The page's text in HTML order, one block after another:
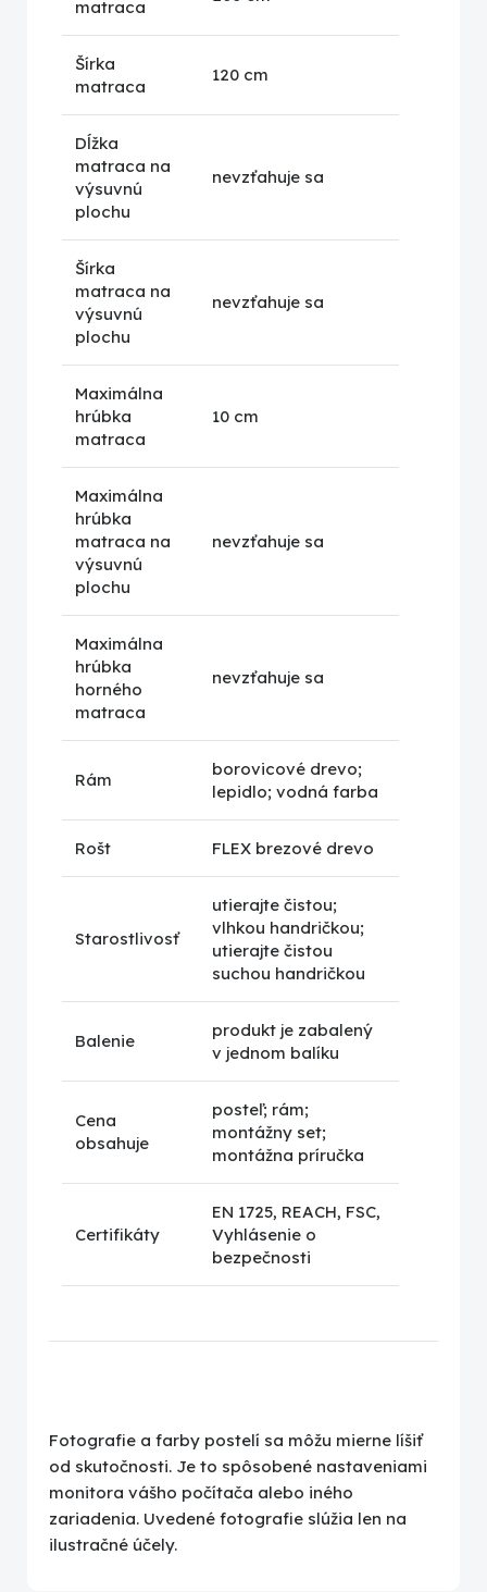
matraca
Šírka
matraca
120 cm
Dĺžka
matraca na
výsuvnú
plochu
nevzťahuje sa
Šírka
matraca na
výsuvnú
plochu
nevzťahuje sa
Maximálna
hrúbka
matraca
10 cm
Maximálna
hrúbka
matraca na
výsuvnú
plochu
nevzťahuje sa
Maximálna
hrúbka
horného
matraca
nevzťahuje sa
Rám
borovicové drevo;
lepidlo; vodná farba
Rošt FLEX brezové drevo
Starostlivosť
utierajte čistou;
vlhkou handričkou;
utierajte čistou
suchou handričkou
Balenie
produkt je zabalený
v jednom balíku
Cena
obsahuje
posteľ; rám;
montážny set;
montážna príručka
Certifikáty
EN 1725, REACH, FSC,
Vyhlásenie o
bezpečnosti
Fotografie a farby postelí sa môžu mierne líšiť
od skutočnosti. Je to spôsobené nastaveniami
monitora vášho počítača alebo iného
zariadenia. Uvedené fotografie slúžia len na
ilustračné účely.